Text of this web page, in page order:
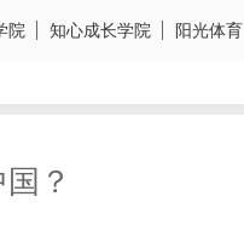
院 知心成长学院 阳光体育
？